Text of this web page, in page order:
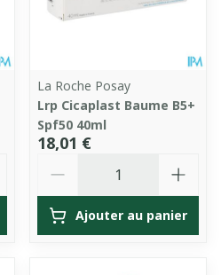
La Roche Posay
Lrp Cicaplast Baume B5+
Spf50 40ml
18,01 €
Ajouter au panier